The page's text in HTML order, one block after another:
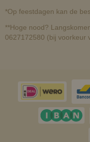
*Op feestdagen kan de
**Hoge nood?
0627172580 (bij voorkeur